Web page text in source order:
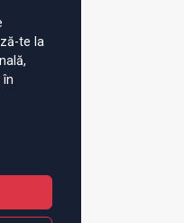
te la